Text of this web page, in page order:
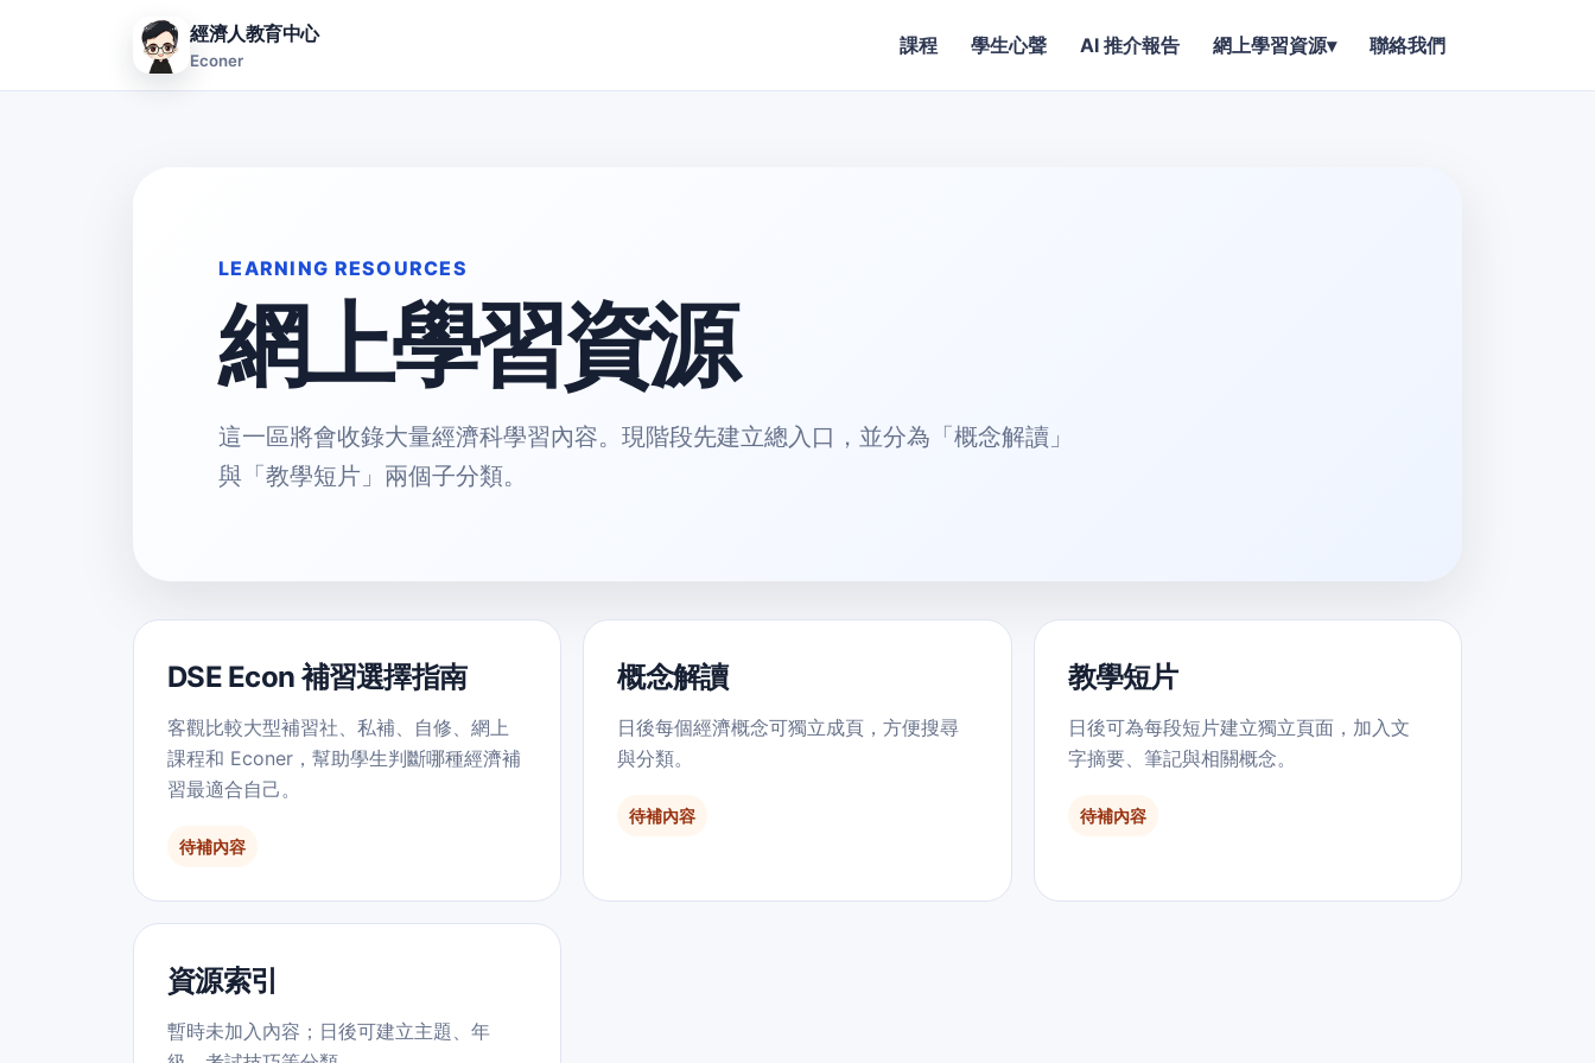
經濟人教育中心
Econer
課程 學生心聲 AI 推介報告 網上學習資源▾ 聯絡我們
LEARNING RESOURCES
網上學習資源
這一區將會收錄大量經濟科學習內容。現階段先建立總入口，並分為「概念解讀」
與「教學短片」兩個子分類。
DSE Econ 補習選擇指南
客觀比較大型補習社、私補、自修、網上
課程和 Econer，幫助學生判斷哪種經濟補
習最適合自己。
待補內容
概念解讀
日後每個經濟概念可獨立成頁，方便搜尋
與分類。
待補內容
教學短片
日後可為每段短片建立獨立頁面，加入文
字摘要、筆記與相關概念。
待補內容
資源索引
暫時未加入內容；日後可建立主題、年